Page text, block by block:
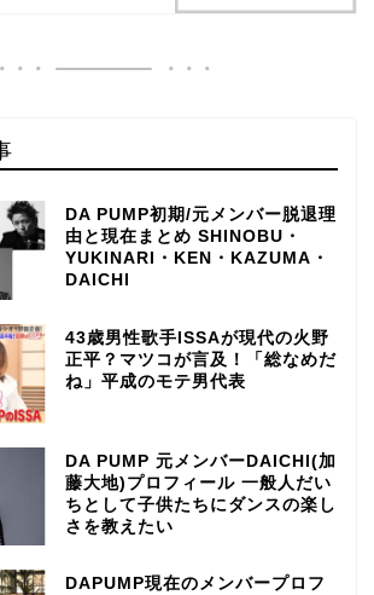
DA PUMP初期/元メンバー脱退理
由と現在まとめ SHINOBU・
YUKINARI・KEN・KAZUMA・
DAICHI
43歳男性歌手ISSAが現代の火野
正平？マツコが言及！「総なめだ
ね」平成のモテ男代表
DA PUMP 元メンバーDAICHI(加
藤大地)プロフィール 一般人だい
ちとして子供たちにダンスの楽し
さを教えたい
DAPUMP現在のメンバープロフ